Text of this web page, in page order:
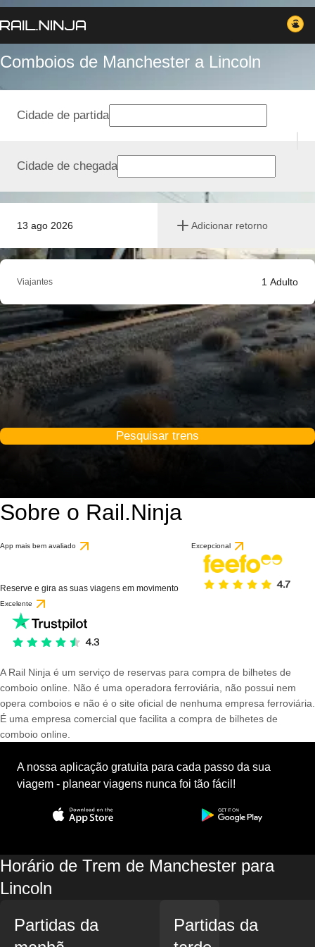
Comboios de Manchester a Lincoln
13 ago 2026 Adicionar retorno
Cidade de partida
Cidade de chegada
Viajantes 1 Adulto
Pesquisar trens
Sobre o Rail.Ninja
App mais bem avaliado
Reserve e gira as suas viagens em movimento
Excepcional
Excelente
A Rail Ninja é um serviço de reservas para compra de bilhetes de
comboio online. Não é uma operadora ferroviária, não possui nem
opera comboios e não é o site oficial de nenhuma empresa ferroviária.
É uma empresa comercial que facilita a compra de bilhetes de
comboio online.
A nossa aplicação gratuita para cada passo da sua
viagem - planear viagens nunca foi tão fácil!
Horário de Trem de Manchester para
Lincoln
Partidas da
Partidas da